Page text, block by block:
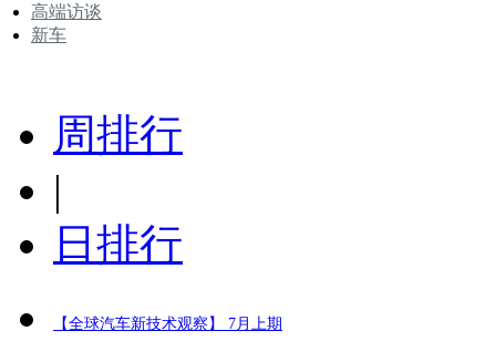
高端访谈
新车
周排行
|
日排行
【全球汽车新技术观察】 7月上期